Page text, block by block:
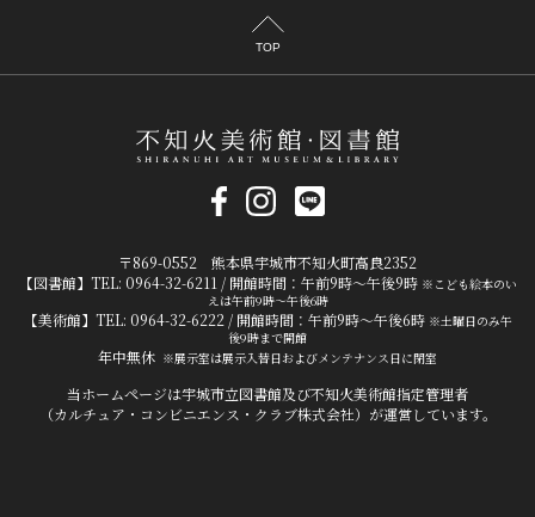
TOP
〒869-0552 熊本県宇城市不知火町高良2352
【図書館】TEL: 0964-32-6211 / 開館時間：午前9時～午後9時 ※こども絵本のい
えは午前9時～午後6時
【美術館】TEL: 0964-32-6222 / 開館時間：午前9時～午後6時 ※土曜日のみ午
後9時まで開館
年中無休 ※展示室は展示入替日およびメンテナンス日に閉室
当ホームページは宇城市立図書館及び不知火美術館指定管理者
（カルチュア・コンビニエンス・クラブ株式会社）が運営しています。